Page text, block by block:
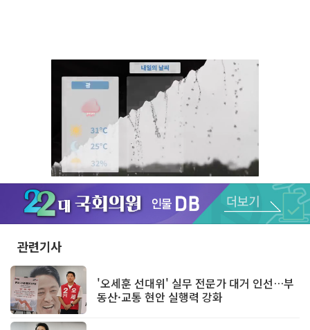
Unmute
관련기사
'오세훈 선대위' 실무 전문가 대거 인선…부
동산·교통 현안 실행력 강화